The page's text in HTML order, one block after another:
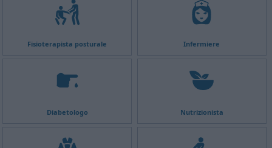
Fisioterapista posturale Infermiere
Diabetologo Nutrizionista